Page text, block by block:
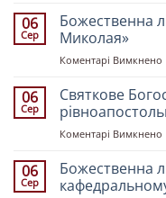
у
і
06
Сер
Божественна
Миколая»
Коментарі Вимкнено
у
06
Сер
Святкове
Коментарі Вимкнено
у
06
Сер
Божественна